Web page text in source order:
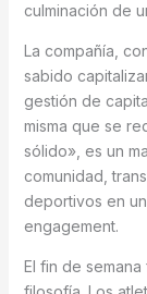
culminación de
La compañía,
sabido
gestión de
misma que se
sólido», es un
comunidad,
deportivos en
engagement.
El fin de